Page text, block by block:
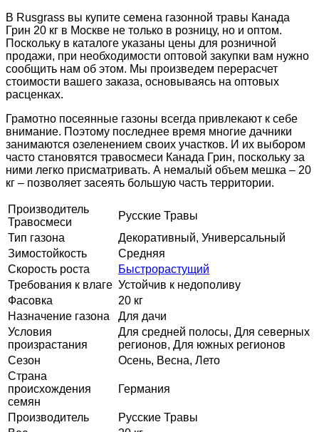
В Rusgrass вы купите семена газонной травы Канада
Грин 20 кг в Москве не только в розницу, но и оптом.
Поскольку в каталоге указаны цены для розничной
продажи, при необходимости оптовой закупки вам нужно
сообщить нам об этом. Мы произведем перерасчет
стоимости вашего заказа, основываясь на оптовых
расценках.
Грамотно посеянные газоны всегда привлекают к себе
внимание. Поэтому последнее время многие дачники
занимаются озеленением своих участков. И их выбором
часто становятся травосмеси Канада Грин, поскольку за
ними легко присматривать. А немалый объем мешка – 20
кг – позволяет засеять большую часть территории.
Производитель
Травосмеси
Русские Травы
Тип газона
Декоративный, Универсальный
Зимостойкость
Средняя
Скорость роста
Быстрорастущий
Требования к влаге Устойчив к недополиву
Фасовка
20 кг
Назначение газона
Для дачи
Условия
произрастания
Для средней полосы, Для северных
регионов, Для южных регионов
Сезон
Осень, Весна, Лето
Страна
происхождения
семян
Германия
Производитель
Русские Травы